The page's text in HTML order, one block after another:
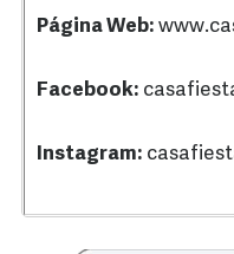
Página Web:
Facebook:
Instagram: